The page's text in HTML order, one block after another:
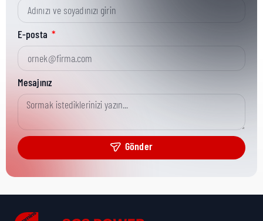
Kısa Parça No:
Ürün Grubu:
Ürün Kategorisi:
Nakliye Yüksekliği:
Nakliye Uzunluğu:
E-posta
Mesajınız
Gönder